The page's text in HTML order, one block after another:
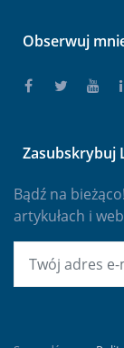
Obserwuj
Zasubskrybuj
Bądź na
artykułach i